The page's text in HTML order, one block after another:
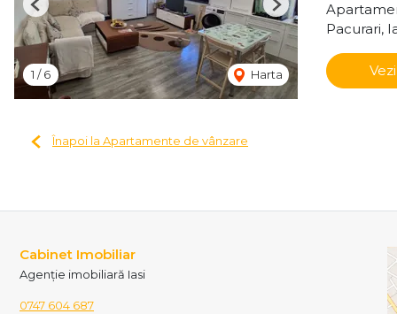
1 /6 Harta
Previous Next
Pacurari,
Înapoi la Apartamente de vânzare
Cabinet Imobiliar
Agenție imobiliară Iasi
0747 604 687